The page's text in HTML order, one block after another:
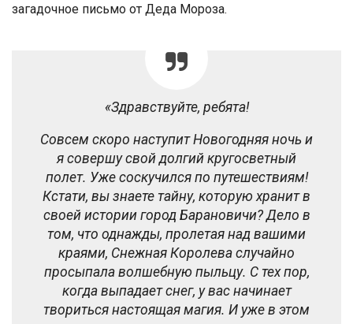
загадочное письмо от Деда Мороза.
«Здравствуйте, ребята!
Совсем скоро наступит Новогодняя ночь и
я совершу свой долгий кругосветный
полет. Уже соскучился по путешествиям!
Кстати, вы знаете тайну, которую хранит в
своей истории город Барановичи? Дело в
том, что однажды, пролетая над вашими
краями, Снежная Королева случайно
просыпала волшебную пыльцу. С тех пор,
когда выпадает снег, у вас начинает
твориться настоящая магия. И уже в этом